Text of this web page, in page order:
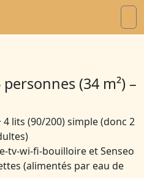
(34 m²) –
lits (90/200) simple (donc 2
tv-wi-fi-bouilloire et Senseo
(alimentés par eau de